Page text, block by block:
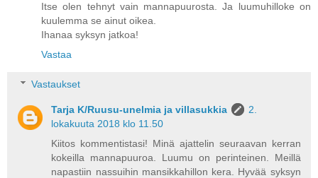
Itse olen tehnyt vain mannapuurosta. Ja luumuhilloke on
kuulemma se ainut oikea.
Ihanaa syksyn jatkoa!
Vastaa
Vastaukset
Tarja K/Ruusu-unelmia ja villasukkia
2.
lokakuuta 2018 klo 11.50
Kiitos kommentistasi! Minä ajattelin seuraavan kerran
kokeilla mannapuuroa. Luumu on perinteinen. Meillä
napastiin nassuihin mansikkahillon kera. Hyvää syksyn